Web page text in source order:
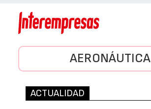
AERONÁUTICA
ACTUALIDAD